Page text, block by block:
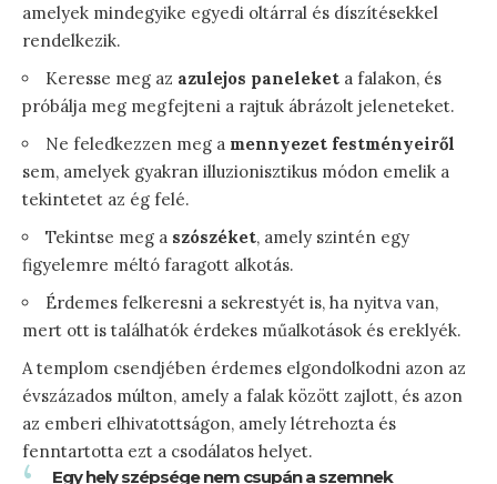
amelyek mindegyike egyedi oltárral és díszítésekkel
rendelkezik.
Keresse meg az azulejos paneleket a falakon, és
próbálja meg megfejteni a rajtuk ábrázolt jeleneteket.
Ne feledkezzen meg a mennyezet festményeiről
sem, amelyek gyakran illuzionisztikus módon emelik a
tekintetet az ég felé.
Tekintse meg a szószéket, amely szintén egy
figyelemre méltó faragott alkotás.
Érdemes felkeresni a sekrestyét is, ha nyitva van,
mert ott is találhatók érdekes műalkotások és ereklyék.
A templom csendjében érdemes elgondolkodni azon az
évszázados múlton, amely a falak között zajlott, és azon
az emberi elhivatottságon, amely létrehozta és
fenntartotta ezt a csodálatos helyet.
Egy hely szépsége nem csupán a szemnek